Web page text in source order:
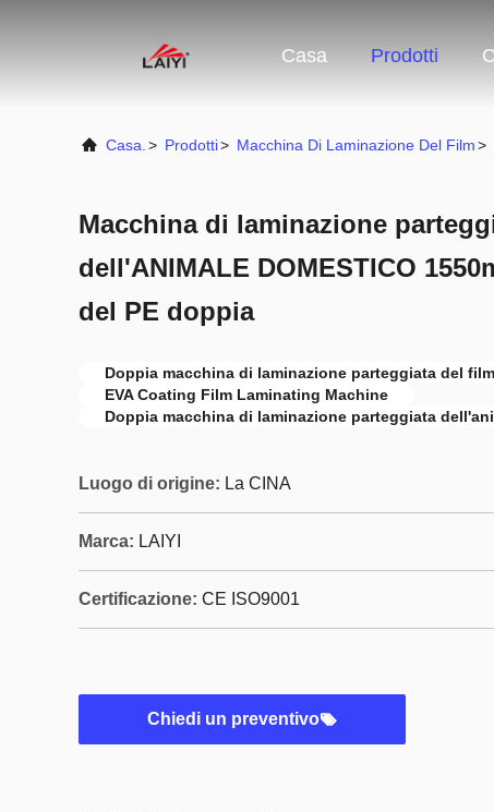
Casa Prodotti
Casa. > Prodotti> Macchina Di Laminazione Del Film>
Macchina di laminazione
dell'ANIMALE DOMESTICO
del PE doppia
Doppia macchina di laminazione parteggiata del film
EVA Coating Film Laminating Machine
Doppia macchina di laminazione parteggiata
Luogo di origine: La CINA
Marca: LAIYI
Certificazione: CE ISO9001
Chiedi un preventivo